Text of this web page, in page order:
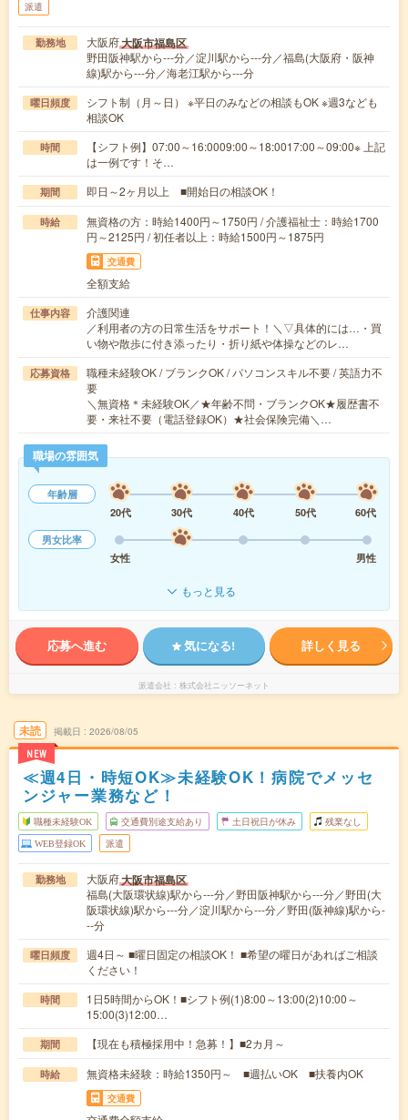
派遣
勤務地 大阪府大阪市福島区
野田阪神駅から---分／淀川駅から---分／福島(大阪府・阪神
線)駅から---分／海老江駅から---分
曜日頻度
シフト制（月～日） ※平日のみなどの相談もOK ※週3なども
相談OK
時間
【シフト例】07:00～16:0009:00～18:0017:00～09:00※ 上記
は一例です！そ…
期間 即日～2ヶ月以上 ■開始日の相談OK！
時給
無資格の方：時給1400円～1750円 / 介護福祉士：時給1700
円～2125円 / 初任者以上：時給1500円～1875円
交通費
全額支給
仕事内容
介護関連
／利用者の方の日常生活をサポート！＼▽具体的には…・買
い物や散歩に付き添ったり・折り紙や体操などのレ…
応募資格
職種未経験OK / ブランクOK / パソコンスキル不要 / 英語力不
要
＼無資格＊未経験OK／★年齢不問・ブランクOK★履歴書不
要・来社不要（電話登録OK）★社会保険完備＼…
職場の雰囲気
年齢層
20代
30代 40代 50代
60代
男女比率
女性
男性
もっと見る
応募へ進む 気になる! 詳しく見る
派遣会社 株式会社ニッソーネット
未読
NEW
掲載日 2026/08/05
≪週4日・時短OK≫未経験OK！病院でメッセ
ンジャー業務など！
職種未経験OK 交通費別途支給あり 土日祝日が休み 残業なし
WEB登録OK 派遣
勤務地 大阪府大阪市福島区
福島(大阪環状線)駅から---分／野田阪神駅から---分／野田(大
阪環状線)駅から---分／淀川駅から---分／野田(阪神線)駅から-
--分
曜日頻度
週4日～ ■曜日固定の相談OK！ ■希望の曜日があればご相談
ください！
時間
1日5時間からOK！■シフト例(1)8:00～13:00(2)10:00～
15:00(3)12:00…
期間 【現在も積極採用中！急募！】■2カ月～
時給 無資格未経験：時給1350円～ ■週払いOK ■扶養内OK
交通費